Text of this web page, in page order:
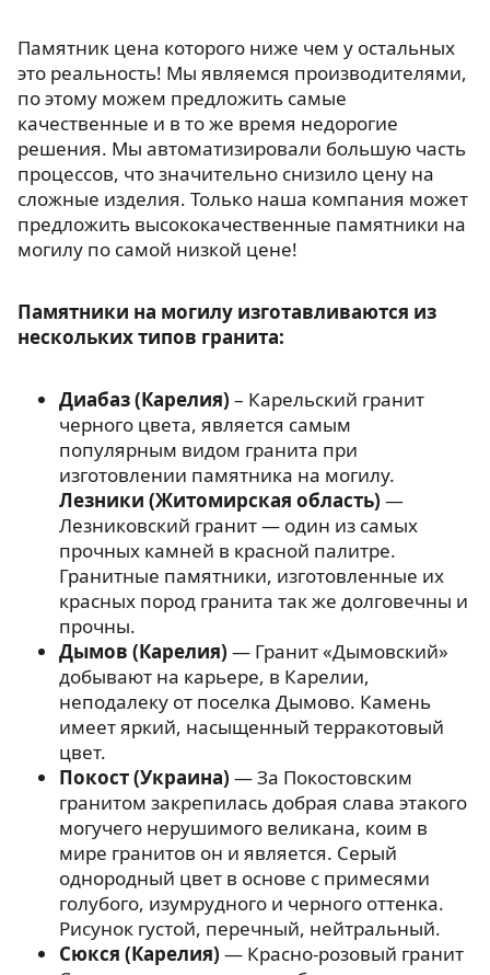
Памятник цена которого ниже чем у остальных
это реальность! Мы являемся производителями,
по этому можем предложить самые
качественные и в то же время недорогие
решения. Мы автоматизировали большую часть
процессов, что значительно снизило цену на
сложные изделия. Только наша компания может
предложить высококачественные памятники на
могилу по самой низкой цене!
Памятники на могилу изготавливаются из
нескольких типов гранита:
Диабаз (Карелия) – Карельский гранит
черного цвета, является самым
популярным видом гранита при
изготовлении памятника на могилу.
Лезники (Житомирская область) —
Лезниковский гранит — один из самых
прочных камней в красной палитре.
Гранитные памятники, изготовленные их
красных пород гранита так же долговечны и
прочны.
Дымов (Карелия) — Гранит «Дымовский»
добывают на карьере, в Карелии,
неподалеку от поселка Дымово. Камень
имеет яркий, насыщенный терракотовый
цвет.
Покост (Украина) — За Покостовским
гранитом закрепилась добрая слава этакого
могучего нерушимого великана, коим в
мире гранитов он и является. Серый
однородный цвет в основе с примесями
голубого, изумрудного и черного оттенка.
Рисунок густой, перечный, нейтральный.
Сюкся (Карелия) — Красно-розовый гранит